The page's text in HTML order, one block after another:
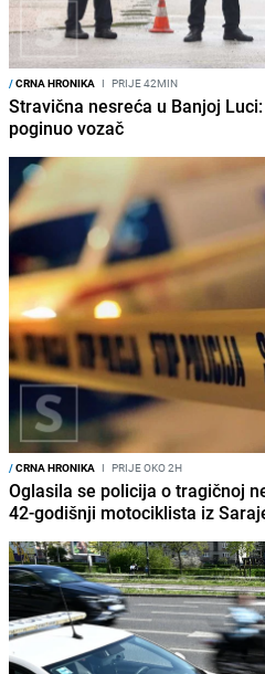
/CRNA HRONIKA I PRIJE 42MIN
Stravična nesreća u Banjoj
poginuo vozač
/CRNA HRONIKA I PRIJE OKO 2H
Oglasila se policija o tragičnoj
42-godišnji motociklista iz